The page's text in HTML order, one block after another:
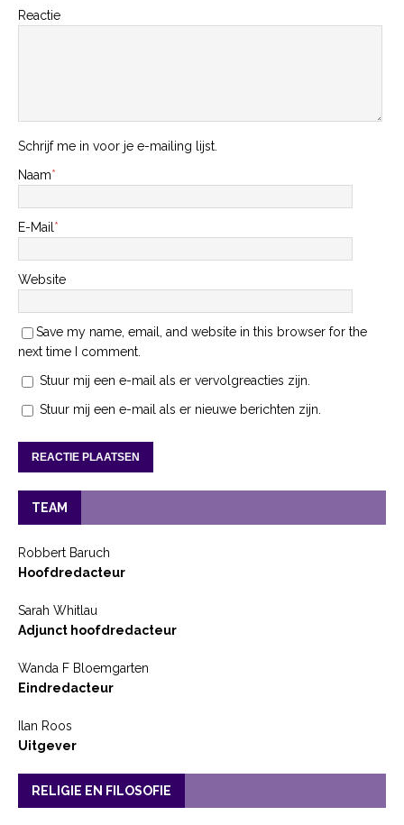
Reactie
Schrijf me in voor je e-mailing lijst.
Naam*
E-Mail *
Website
Save my name, email, and website in this browser for the
next time I comment.
Stuur mij een e-mail als er vervolgreacties zijn.
Stuur mij een e-mail als er nieuwe berichten zijn.
TEAM
Robbert Baruch
Hoofdredacteur
Sarah Whitlau
Adjunct hoofdredacteur
Wanda F Bloemgarten
Eindredacteur
Ilan Roos
Uitgever
RELIGIE EN FILOSOFIE